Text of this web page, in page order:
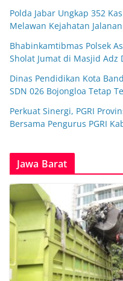
Polda Jabar Ungkap 352
Melawan Kejahatan Jalanan
Bhabinkamtibmas Polsek
Sholat Jumat di Masjid Adz
Dinas Pendidikan Kota
SDN 026 Bojongloa Tetap
Perkuat Sinergi, PGRI
Bersama Pengurus PGRI
Jawa Barat